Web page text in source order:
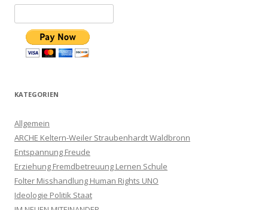
KATEGORIEN
Allgemein
ARCHE Keltern-Weiler Straubenhardt Waldbronn
Entspannung Freude
Erziehung Fremdbetreuung Lernen Schule
Folter Misshandlung Human Rights UNO
Ideologie Politik Staat